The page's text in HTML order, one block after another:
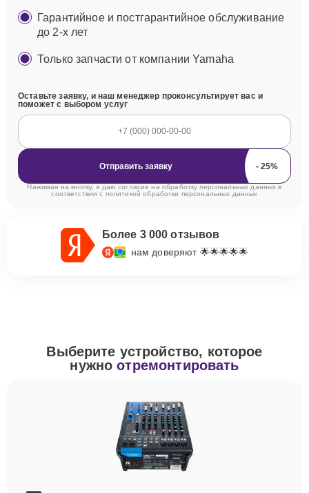
Гарантийное и постгарантийное обслуживание
до 2-х лет
Только запчасти от компании Yamaha
Оставьте заявку, и наш менеджер проконсультирует вас и
поможет с выбором услуг
Отправить заявку
Нажимая на кнопку, я даю согласие на обработку персональных данных в
соответствии с политикой обработки персональных данных
Более 3 000 отзывов
нам доверяют 🌟🌟🌟🌟🌟
Выберите устройство, которое
нужноотремонтировать